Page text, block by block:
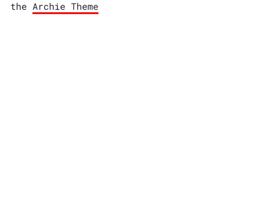
the Archie Theme